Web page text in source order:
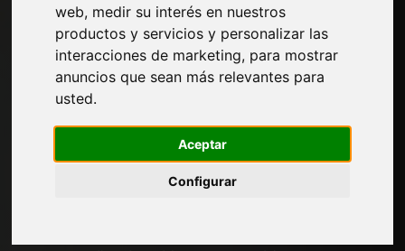
web, medir su interés en nuestros
productos y servicios y personalizar las
interacciones de marketing, para mostrar
anuncios que sean más relevantes para
usted.
Aceptar
Configurar
reinterpretadas en clave contemporánea
Categorias
Herrajes para muebles
Bordes para muebles y papeles decorativos
Colas y productos adhesivos para muebles